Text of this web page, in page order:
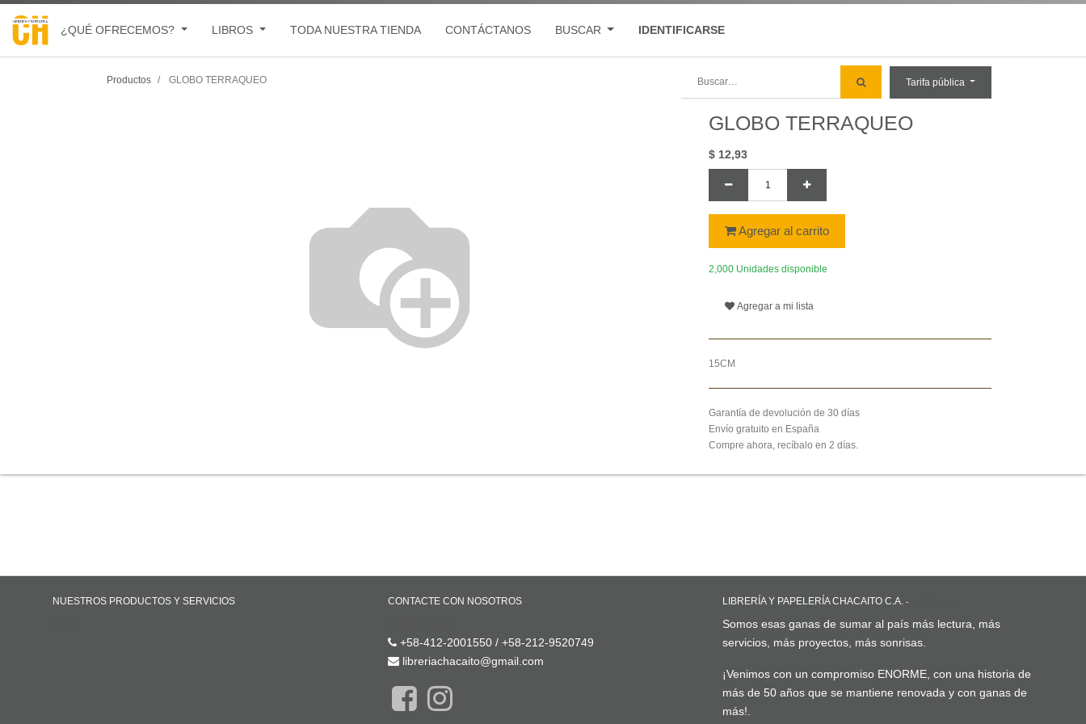
¿QUÉ OFRECEMOS? LIBROS TODA NUESTRA TIENDA CONTÁCTANOS BUSCAR IDENTIFICARSE
Productos GLOBO TERRAQUEO Tarifa pública
GLOBO TERRAQUEO
$ 12,93
Agregar al carrito
2,000 Unidades disponible
Agregar a mi lista
15CM
Garantía de devolución de 30 días
Envío gratuito en España
Compre ahora, recíbalo en 2 días.
NUESTROS PRODUCTOS Y SERVICIOS CONTACTE CON NOSOTROS
+58-412-2001550 / +58-212-9520749
libreriachacaito@gmail.com
LIBRERÍA Y PAPELERÍA CHACAITO C.A. -
Somos esas ganas de sumar al país más lectura, más
servicios, más proyectos, más sonrisas.
¡Venimos con un compromiso ENORME, con una historia de
más de 50 años que se mantiene renovada y con ganas de
más!.